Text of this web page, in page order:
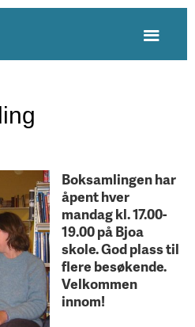
Boksamlingen har
åpent hver
mandag kl. 17.00-
19.00 på Bjoa
skole. God plass til
flere besøkende.
Velkommen
innom!